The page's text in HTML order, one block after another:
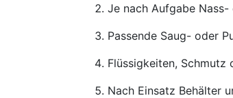
Je nach Aufgabe
Passende Saug- oder
Flüssigkeiten, Schmutz
Nach Einsatz Behälter